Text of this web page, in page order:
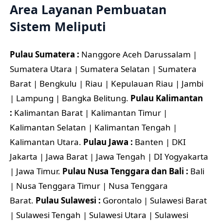
Area Layanan Pembuatan
Sistem Meliputi
Pulau Sumatera : Nanggore Aceh Darussalam |
Sumatera Utara | Sumatera Selatan | Sumatera
Barat | Bengkulu | Riau | Kepulauan Riau | Jambi
| Lampung | Bangka Belitung. Pulau Kalimantan
: Kalimantan Barat | Kalimantan Timur |
Kalimantan Selatan | Kalimantan Tengah |
Kalimantan Utara. Pulau Jawa : Banten | DKI
Jakarta | Jawa Barat | Jawa Tengah | DI Yogyakarta
| Jawa Timur. Pulau Nusa Tenggara dan Bali : Bali
| Nusa Tenggara Timur | Nusa Tenggara
Barat. Pulau Sulawesi : Gorontalo | Sulawesi Barat
| Sulawesi Tengah | Sulawesi Utara | Sulawesi